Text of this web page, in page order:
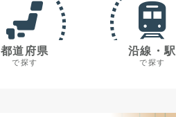
都道府県
で探す
沿線・駅
で探す